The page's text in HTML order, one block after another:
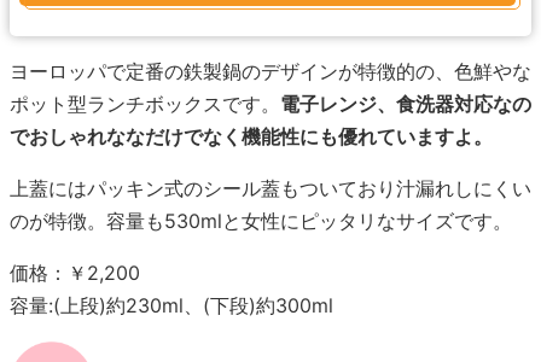
ヨーロッパで定番の鉄製鍋のデザインが特徴的の、色鮮やな
ポット型ランチボックスです。 電子レンジ、食洗器対応なの
でおしゃれななだけでなく機能性にも優れていますよ。
上蓋にはパッキン式のシール蓋もついており汁漏れしにくい
のが特徴。容量も530mlと女性にピッタリなサイズです。
価格：￥2,200
容量:(上段)約230ml、(下段)約300ml